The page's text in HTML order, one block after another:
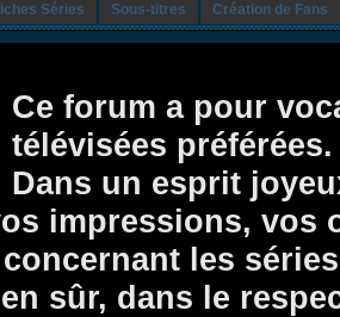
Séries Sous-titres Création de Fans
Ce forum a pour
télévisées préférées.
Dans un esprit
impressions, vos
les
sûr, dans le